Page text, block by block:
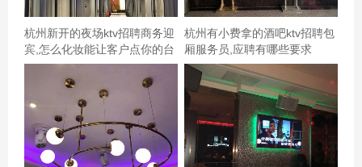
薄荷环境：K歌和自助餐一起挺好的，有得嗨还有美食，取
餐区干净卫生。所有食物摆放整齐有序，食材也还行。,设
施：公司聚餐20个人可惜没有大房，只能订2个房间分开
杭州新开的夜场ktv招聘商务迎
宾,怎么化妆能让客户点你的台
杭州有小费拿的酒吧ktv招聘包
厢服务员,应聘有哪些要求